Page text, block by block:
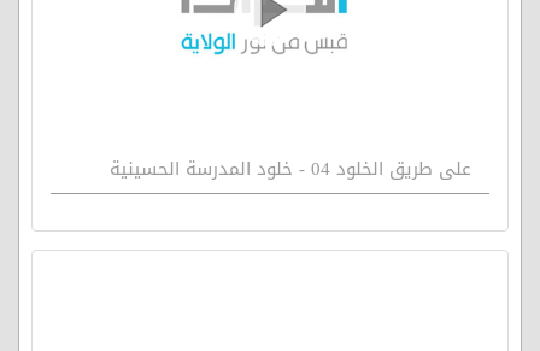
على طريق الخلود 04 - خلود المدرسة الحسينية